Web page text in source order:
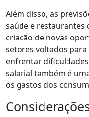
Além disso, as
saúde e restaurantes
criação de novas
setores voltados
enfrentar
salarial também é
os gastos dos